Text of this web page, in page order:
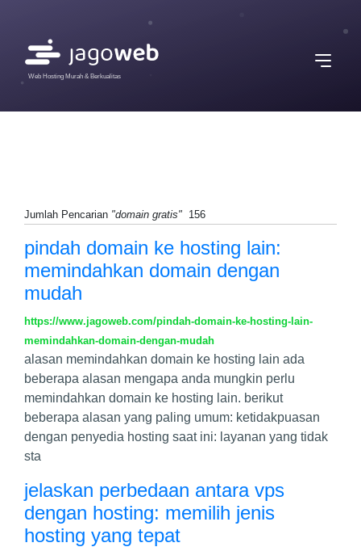
Web Hosting Murah & Berkualitas
Jumlah Pencarian "domain gratis" 156
pindah domain ke hosting lain:
memindahkan domain dengan
mudah
https://www.jagoweb.com/pindah-domain-ke-hosting-lain-
memindahkan-domain-dengan-mudah
alasan memindahkan domain ke hosting lain ada
beberapa alasan mengapa anda mungkin perlu
memindahkan domain ke hosting lain. berikut
beberapa alasan yang paling umum: ketidakpuasan
dengan penyedia hosting saat ini: layanan yang tidak
sta
jelaskan perbedaan antara vps
dengan hosting: memilih jenis
hosting yang tepat